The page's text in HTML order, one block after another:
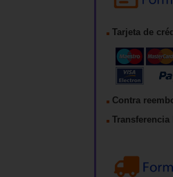
Tarjeta de
Contra
Transferencia